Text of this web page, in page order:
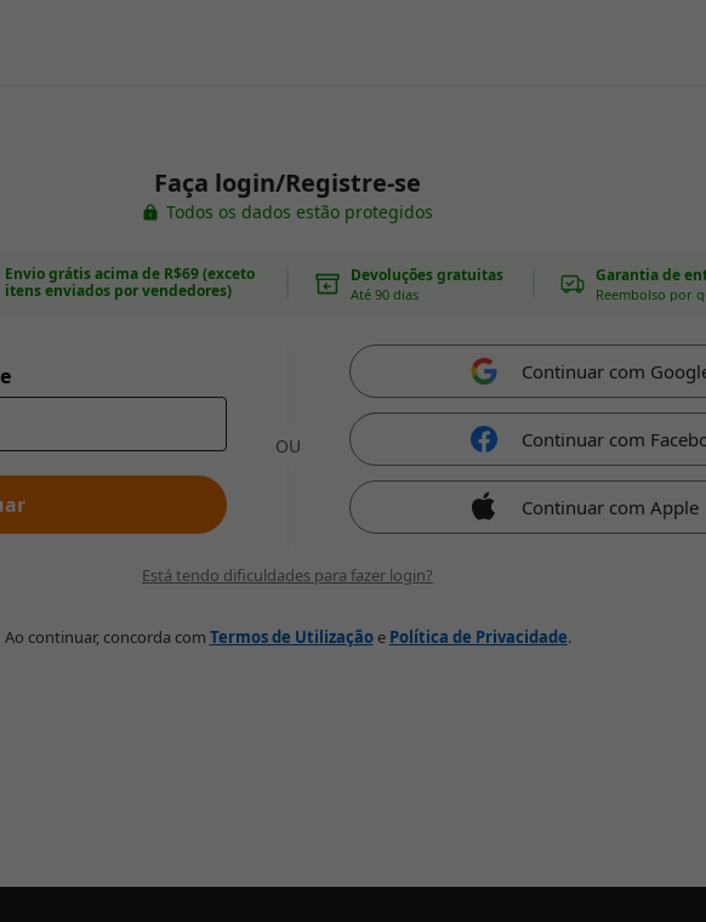
Faça login/Registre-se
Todos os dados estão protegidos
Envio grátis acima de R$69 (exceto
itens enviados por vendedores)
Devoluções gratuitas
Até 90 dias
Garantia de
Reembolso por
OU
Continuar com
Continuar com
Continuar com Apple
Está tendo dificuldades para fazer login?
Ao continuar, concorda com Termos de Utilizaçãoe Política de Privacidade.